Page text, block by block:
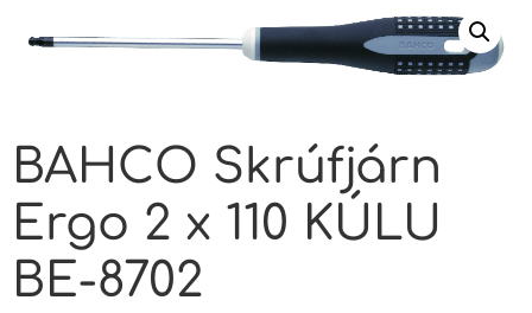
BAHCO Skrúfjárn
Ergo 2 x 110 KÚLU
BE-8702